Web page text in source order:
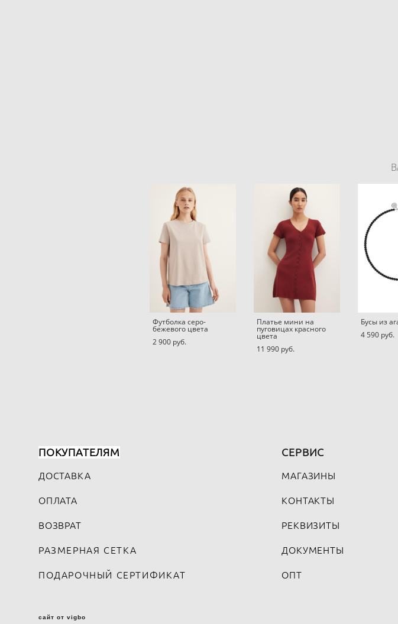
Футболка серо-
бежевого цвета
2 900 pуб.
Платье мини на
пуговицах красного
цвета
11 990 pуб.
Бусы из
4 590 pуб.
ПОКУПАТЕЛЯМ
ДОСТАВКА
ОПЛАТА
ВОЗВРАТ
РАЗМЕРНАЯ СЕТКА
ПОДАРОЧНЫЙ СЕРТИФИКАТ
СЕРВИС
МАГАЗИНЫ
КОНТАКТЫ
РЕКВИЗИТЫ
ДОКУМЕНТЫ
ОПТ
сайт от vigbo